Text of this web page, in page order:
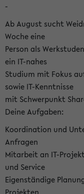
-
Ab August sucht
Woche eine
Person als
ein IT-nahes
Studium mit Fokus
sowie IT-Kenntnisse
mit Schwerpunkt
Deine Aufgaben:
Koordination und
Anfragen
Mitarbeit an IT-
und Service
Eigenständige